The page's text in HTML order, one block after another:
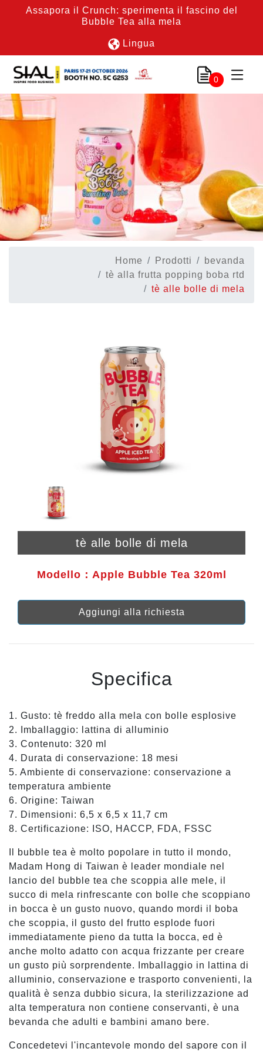
Assapora il Crunch: sperimenta il fascino del
Bubble Tea alla mela
Lingua
0
Home Prodotti
bevanda
tè alla frutta popping boba rtd
tè alle bolle di mela
tè alle bolle di mela
Modello：Apple Bubble Tea 320ml
Aggiungi alla richiesta
Specifica
1. Gusto: tè freddo alla mela con bolle esplosive
2. Imballaggio: lattina di alluminio
3. Contenuto: 320 ml
4. Durata di conservazione: 18 mesi
5. Ambiente di conservazione: conservazione a
temperatura ambiente
6. Origine: Taiwan
7. Dimensioni: 6,5 x 6,5 x 11,7 cm
8. Certificazione: ISO, HACCP, FDA, FSSC
Il bubble tea è molto popolare in tutto il mondo,
Madam Hong di Taiwan è leader mondiale nel
lancio del bubble tea che scoppia alle mele, il
succo di mela rinfrescante con bolle che scoppiano
in bocca è un gusto nuovo, quando mordi il boba
che scoppia, il gusto del frutto esplode fuori
immediatamente pieno da tutta la bocca, ed è
anche molto adatto con acqua frizzante per creare
un gusto più sorprendente. Imballaggio in lattina di
alluminio, conservazione e trasporto convenienti, la
qualità è senza dubbio sicura, la sterilizzazione ad
alta temperatura non contiene conservanti, è una
bevanda che adulti e bambini amano bere.
Concedetevi l'incantevole mondo del sapore con il